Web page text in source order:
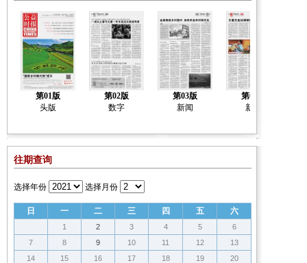
第01版
头版
第02版
数字
第03版
新闻
第04版
新闻
往期查询
选择年份 选择月份
日 一 二 三 四 五 六
1 2 3 4 5
6
7
8 9 10 11 12
13
14
15 16 17 18 19
20